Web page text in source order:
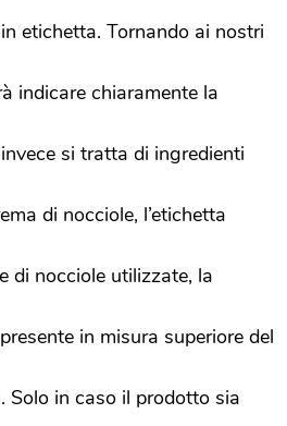
etichetta. Tornando ai nostri
indicare chiaramente la
si tratta di ingredienti
di nocciole, l’etichetta
di nocciole utilizzate, la
in misura superiore del
Solo in caso il prodotto sia